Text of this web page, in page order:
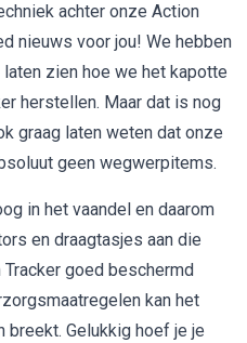
achter onze Action
nieuws voor jou! We hebben
zien hoe we het kapotte
herstellen. Maar dat is nog
graag laten weten dat onze
geen wegwerpitems.
in het vaandel en daarom
en draagtasjes aan die
goed beschermd
kan het
breekt. Gelukkig hoef je je